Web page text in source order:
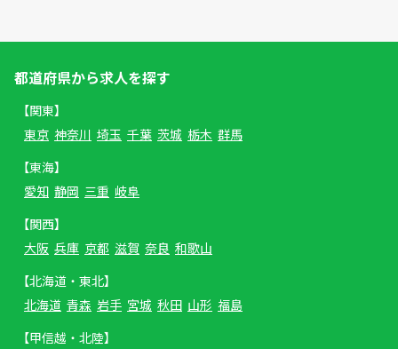
都道府県から求人を探す
【関東】
東京 神奈川 埼玉 千葉 茨城 栃木 群馬
【東海】
愛知 静岡 三重 岐阜
【関西】
大阪 兵庫 京都 滋賀 奈良 和歌山
【北海道・東北】
北海道 青森 岩手 宮城 秋田 山形 福島
【甲信越・北陸】